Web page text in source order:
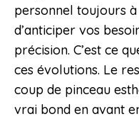
personnel toujours
d’anticiper vos
précision. C’est ce
ces évolutions. Le
coup de pinceau
vrai bond en avant